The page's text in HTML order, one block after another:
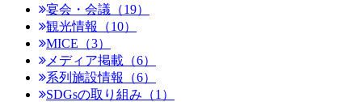
宴会・会議（19）
観光情報（10）
MICE（3）
メディア掲載（6）
系列施設情報（6）
SDGsの取り組み（1）